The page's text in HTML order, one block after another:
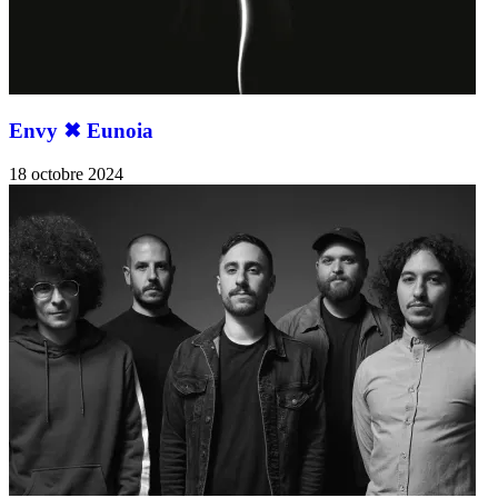
Envy ✖︎ Eunoia
18 octobre 2024